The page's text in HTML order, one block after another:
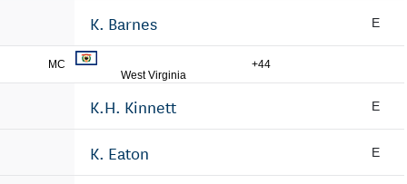
K. Barnes E
MC
West Virginia
+44
K.H. Kinnett E
K. Eaton E